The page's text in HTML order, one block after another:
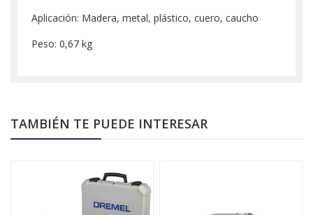
Aplicación: Madera, metal, plástico, cuero, caucho
Peso: 0,67 kg
TAMBIÉN TE PUEDE INTERESAR